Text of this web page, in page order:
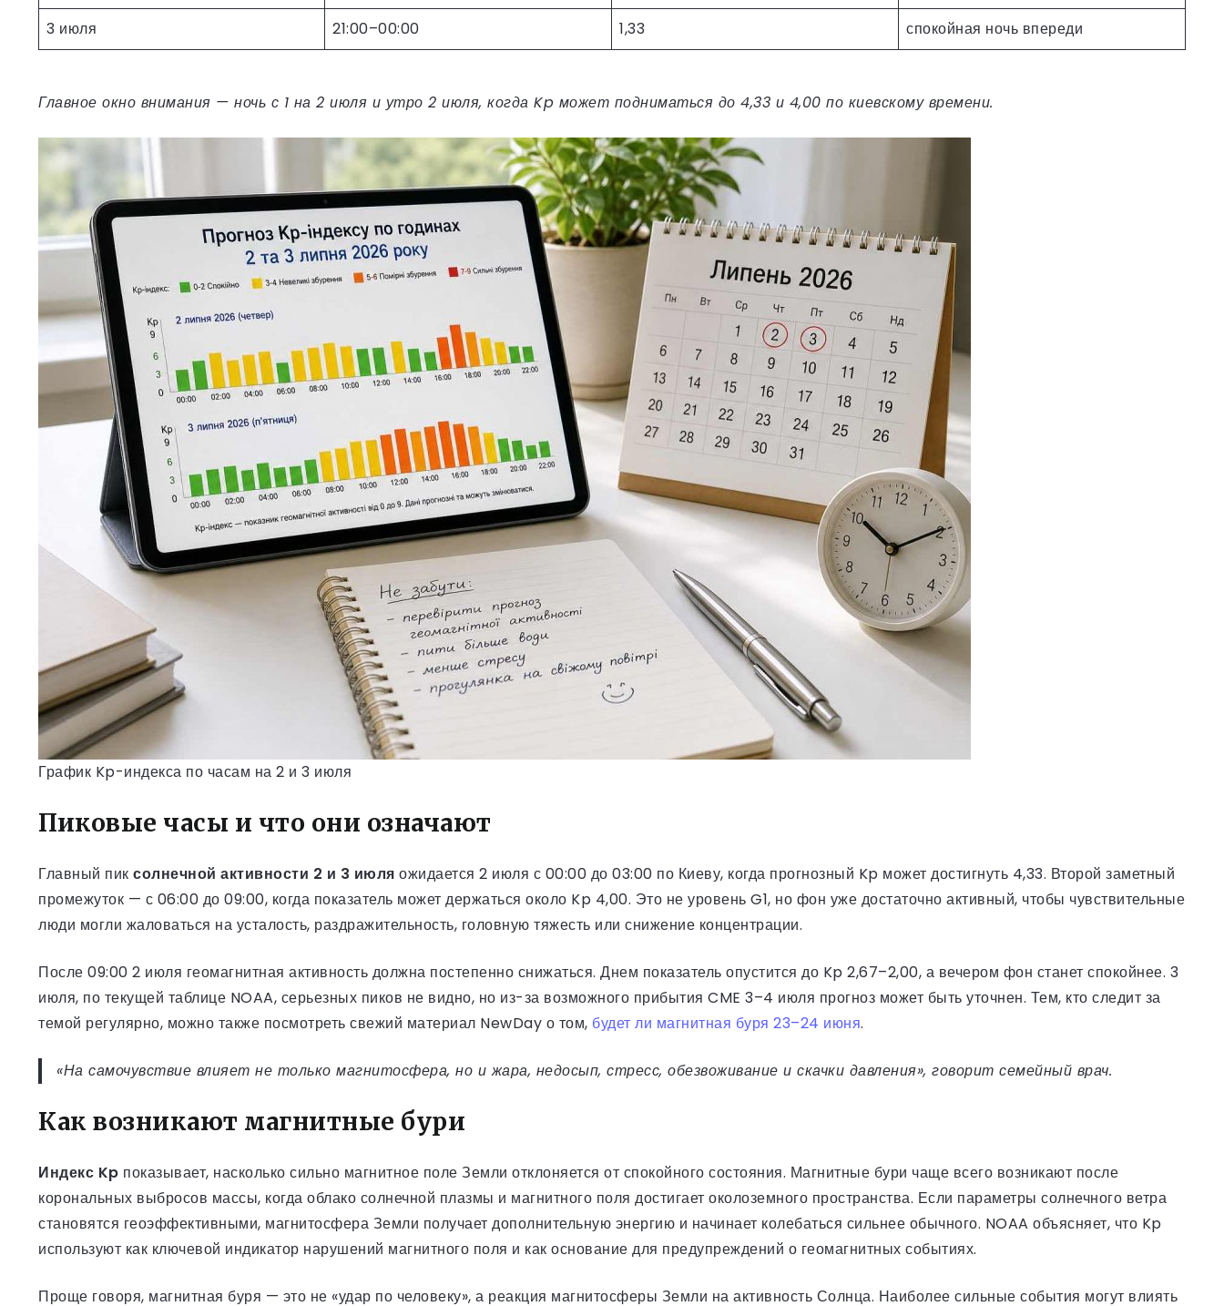
3 июля
21:00–00:00 1,33 спокойная ночь впереди
Главное окно внимания — ночь с 1 на 2 июля и утро 2 июля, когда Kp может подниматься до 4,33 и 4,00 по киевскому времени.
График Kp-индекса по часам на 2 и 3 июля
Пиковые часы и что они означают
Главный пик солнечной активности 2 и 3 июля ожидается 2 июля с 00:00 до 03:00 по Киеву, когда прогнозный Kp может достигнуть 4,33. Второй заметный
промежуток — с 06:00 до 09:00, когда показатель может держаться около Kp 4,00. Это не уровень G1, но фон уже достаточно активный, чтобы чувствительные
люди могли жаловаться на усталость, раздражительность, головную тяжесть или снижение концентрации.
После 09:00 2 июля геомагнитная активность должна постепенно снижаться. Днем показатель опустится до Kp 2,67–2,00, а вечером фон станет спокойнее. 3
июля, по текущей таблице NOAA, серьезных пиков не видно, но из-за возможного прибытия CME 3–4 июля прогноз может быть уточнен. Тем, кто следит за
темой регулярно, можно также посмотреть свежий материал NewDay о том, будет ли магнитная буря 23–24 июня.
«На самочувствие влияет не только магнитосфера, но и жара, недосып, стресс, обезвоживание и скачки давления», говорит семейный врач.
Как возникают магнитные бури
Индекс Kp показывает, насколько сильно магнитное поле Земли отклоняется от спокойного состояния. Магнитные бури чаще всего возникают после
корональных выбросов массы, когда облако солнечной плазмы и магнитного поля достигает околоземного пространства. Если параметры солнечного ветра
становятся геоэффективными, магнитосфера Земли получает дополнительную энергию и начинает колебаться сильнее обычного. NOAA объясняет, что Kp
используют как ключевой индикатор нарушений магнитного поля и как основание для предупреждений о геомагнитных событиях.
Проще говоря, магнитная буря — это не «удар по человеку», а реакция магнитосферы Земли на активность Солнца. Наиболее сильные события могут влиять